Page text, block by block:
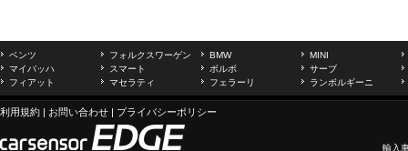
ベンツ フォルクスワーゲン BMW
MINI
マイバッハ
スマート ボルボ
サーブ
フィアット
マセラティ フェラーリ ランボルギーニ
利用規約 | お問い合わせ | プライバシーポリシー
輸入